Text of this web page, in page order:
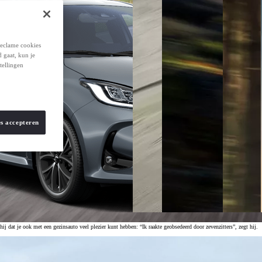
je ook met een gezinsauto veel plezier kunt hebben: “Ik raakte geobsedeerd door zevenzitters”, zegt hij.
cookies
gaat, kun je
accepteren